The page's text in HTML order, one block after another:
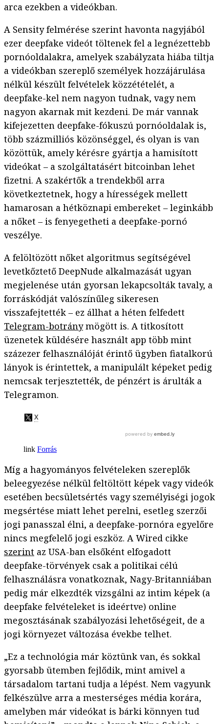
arca ezekben a videókban.
A Sensity felmérése szerint havonta nagyjából
ezer deepfake videót töltenek fel a legnézettebb
pornóoldalakra, amelyek szabályzata hiába tiltja
a videókban szereplő személyek hozzájárulása
nélkül készült felvételek közzétételét, a
deepfake-kel nem nagyon tudnak, vagy nem
nagyon akarnak mit kezdeni. De már vannak
kifejezetten deepfake-fókuszú pornóoldalak is,
több százmilliós közönséggel, és olyan is van
közöttük, amely kérésre gyártja a hamisított
videókat – a szolgáltatásért bitcoinban lehet
fizetni. A szakértők a trendekből arra
következtetnek, hogy a hírességek mellett
hamarosan a hétköznapi embereket – leginkább
a nőket – is fenyegetheti a deepfake-pornó
veszélye.
A felöltözött nőket algoritmus segítségével
levetkőztető DeepNude alkalmazását ugyan
megjelenése után gyorsan lekapcsolták tavaly, a
forráskódját valószínűleg sikeresen
visszafejtették – ez állhat a héten felfedett
Telegram-botránymögött is. A titkosított
üzenetek küldésére használt app több mint
százezer felhasználóját érintő ügyben fiatalkorú
lányok is érintettek, a manipulált képeket pedig
nemcsak terjesztették, de pénzért is árulták a
Telegramon.
Forrás
Míg a hagyományos felvételeken szereplők
beleegyezése nélkül feltöltött képek vagy videók
esetében becsületsértés vagy személyiségi jogok
megsértése miatt lehet perelni, esetleg szerzői
jogi panasszal élni, a deepfake-pornóra egyelőre
nincs megfelelő jogi eszköz. A Wired cikke
szerint az USA-ban elsőként elfogadott
deepfake-törvények csak a politikai célú
felhasználásra vonatkoznak, Nagy-Britanniában
pedig már elkezdték vizsgálni az intim képek (a
deepfake felvételeket is ideértve) online
megosztásának szabályozási lehetőségeit, de a
jogi környezet változása évekbe telhet.
„Ez a technológia már köztünk van, és sokkal
gyorsabb ütemben fejlődik, mint amivel a
társadalom tartani tudja a lépést. Nem vagyunk
felkészülve arra a mesterséges média korára,
amelyben már videókat is bárki könnyen tud